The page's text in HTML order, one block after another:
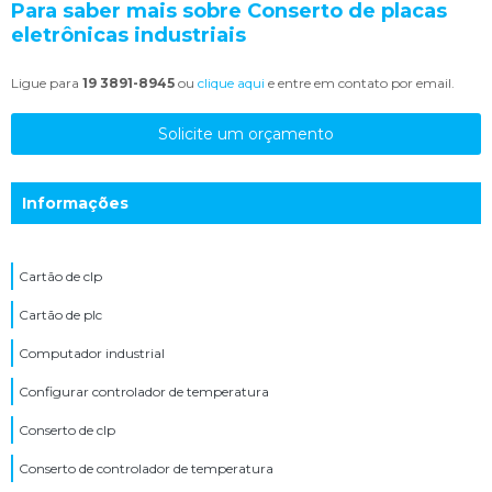
Para saber mais sobre Conserto de placas
eletrônicas industriais
Ligue para 19 3891-8945 ou clique aqui e entre em contato por email.
Solicite um orçamento
Informações
Cartão de clp
Cartão de plc
Computador industrial
Configurar controlador de temperatura
Conserto de clp
Conserto de controlador de temperatura